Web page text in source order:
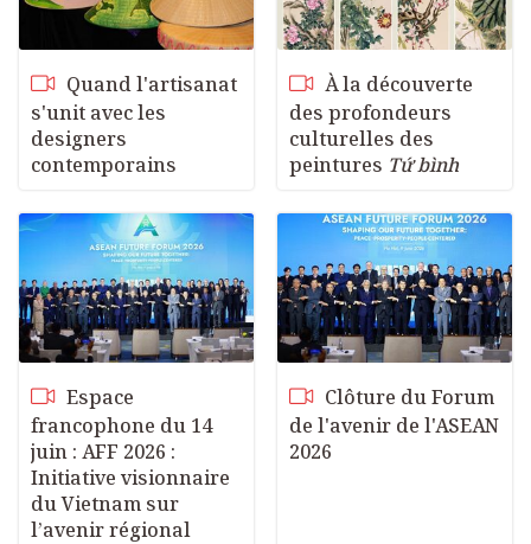
Quand l'artisanat
s'unit avec les
designers
contemporains
À la découverte
des profondeurs
culturelles des
peintures Tứ bình
Espace
francophone du 14
juin : AFF 2026 :
Initiative visionnaire
du Vietnam sur
l’avenir régional
Clôture du Forum
de l'avenir de l'ASEAN
2026